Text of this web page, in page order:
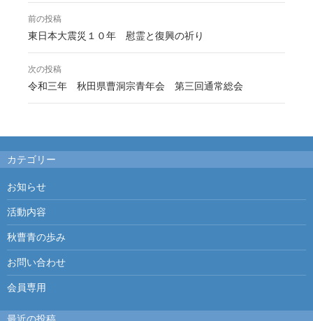
投
稿
ナ
ゲ
ー
シ
ョ
ン
前の投稿
東日本大震災１０年 慰霊と復興の祈り
次の投稿
令和三年 秋田県曹洞宗青年会 第三回通常総会
カテゴリー
お知らせ
活動内容
秋曹青の歩み
お問い合わせ
会員専用